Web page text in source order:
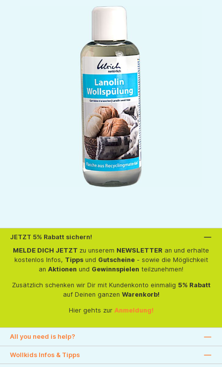
JETZT 5% Rabatt sichern!
MELDE DICH JETZT zu unserem NEWSLETTER an und erhalte
kostenlos Infos, Tippsund Gutscheine- sowie die Möglichkeit
an Aktionen und Gewinnspielen teilzunehmen!
Zusätzlich schenken wir Dir mit Kundenkonto einmalig 5% Rabatt
auf Deinen ganzen Warenkorb!
Hier gehts zur Anmeldung!
All you need is help?
Wollkids Infos & Tipps